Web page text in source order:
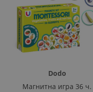
Dodo
Магнитна игра 36 ч.